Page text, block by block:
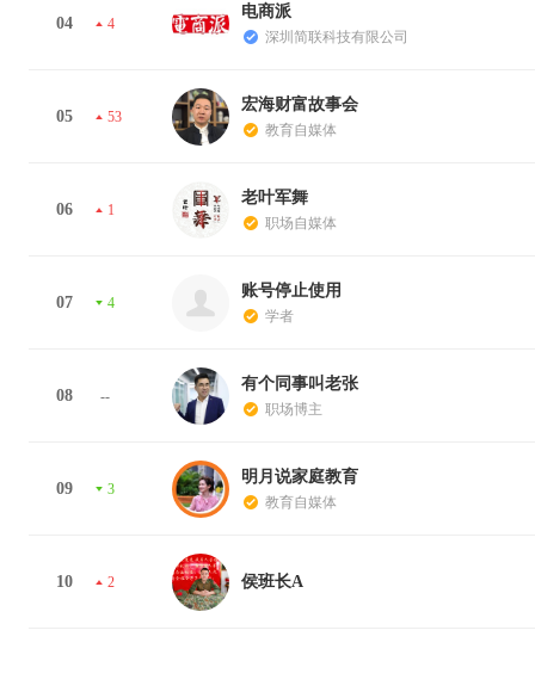
04 4
电商派
深圳简联科技有限公司
05 53
宏海财富故事会
教育自媒体
06 1
老叶军舞
职场自媒体
07 4
账号停止使用
学者
08 --
有个同事叫老张
职场博主
09 3
明月说家庭教育
教育自媒体
10 2 侯班长A